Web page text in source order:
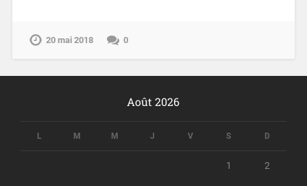
20 mai 2018 0
Août 2026
L M M J V S D
1 2